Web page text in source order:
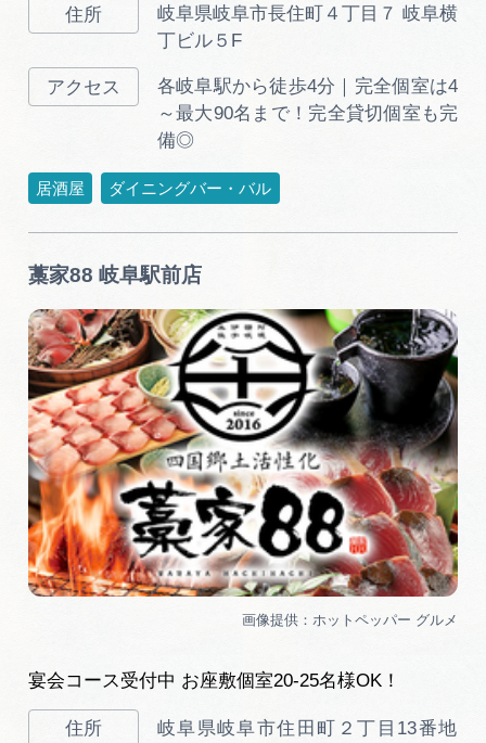
岐阜県岐阜市長住町４丁目７ 岐阜横
丁ビル５F
各岐阜駅から徒歩4分｜完全個室は4
～最大90名まで！完全貸切個室も完
備◎
居酒屋 ダイニングバー・バル
藁家88 岐阜駅前店
宴会コース受付中 お座敷個室20-25名様OK！
岐阜県岐阜市住田町２丁目13番地